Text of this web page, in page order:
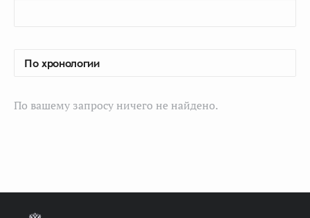
По вашему запросу ничего не найдено.